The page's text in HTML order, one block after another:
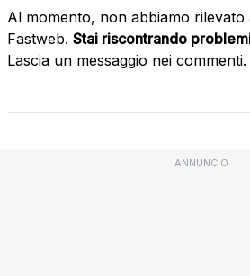
Al momento, non abbiamo
Fastweb. Stai riscontrando
Lascia un messaggio nei commenti.
ANNUNCIO